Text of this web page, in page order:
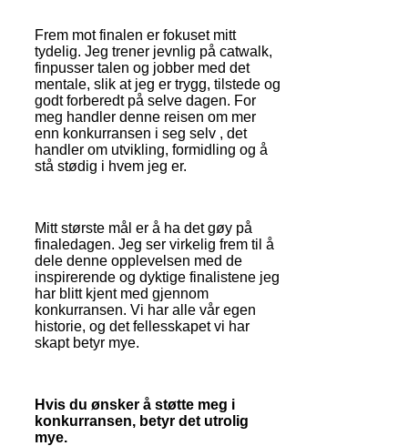
Frem mot finalen er fokuset mitt
tydelig. Jeg trener jevnlig på catwalk,
finpusser talen og jobber med det
mentale, slik at jeg er trygg, tilstede og
godt forberedt på selve dagen. For
meg handler denne reisen om mer
enn konkurransen i seg selv , det
handler om utvikling, formidling og å
stå stødig i hvem jeg er.
Mitt største mål er å ha det gøy på
finaledagen. Jeg ser virkelig frem til å
dele denne opplevelsen med de
inspirerende og dyktige finalistene jeg
har blitt kjent med gjennom
konkurransen. Vi har alle vår egen
historie, og det fellesskapet vi har
skapt betyr mye.
Hvis du ønsker å støtte meg i
konkurransen, betyr det utrolig
mye.